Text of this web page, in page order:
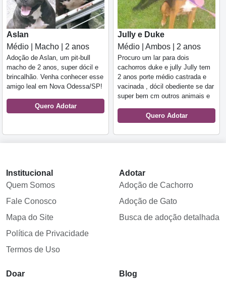
Aslan
Médio | Macho | 2 anos
Adoção de Aslan, um pit-bull
macho de 2 anos, super dócil e
brincalhão. Venha conhecer esse
amigo leal em Nova Odessa/SP!
Quero Adotar
Jully e Duke
Médio | Ambos | 2 anos
Procuro um lar para dois
cachorros duke e jully Jully tem
2 anos porte médio castrada e
vacinada , dócil obediente se dar
super bem cm outros animais e
Quero Adotar
Institucional
Quem Somos
Fale Conosco
Mapa do Site
Política de Privacidade
Termos de Uso
Adotar
Adoção de Cachorro
Adoção de Gato
Busca de adoção detalhada
Doar
Blog